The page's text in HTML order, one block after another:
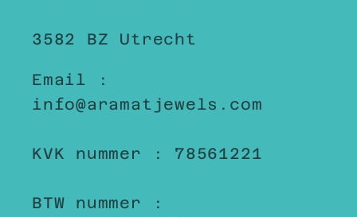
3582 BZ Utrecht
Email :
info@aramatjewels.com
KVK nummer : 78561221
BTW nummer :